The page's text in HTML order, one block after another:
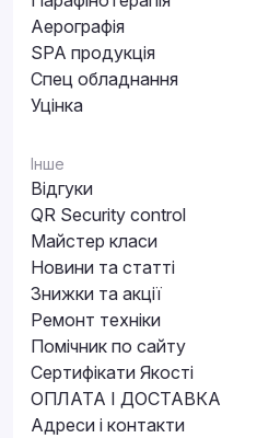
Аерографія
SPA продукція
Спец обладнання
Уцінка
Інше
Відгуки
QR Security control
Майстер класи
Новини та статті
Знижки та акції
Ремонт техніки
Помічник по сайту
Сертифікати Якості
ОПЛАТА І ДОСТАВКА
Адреси і контакти